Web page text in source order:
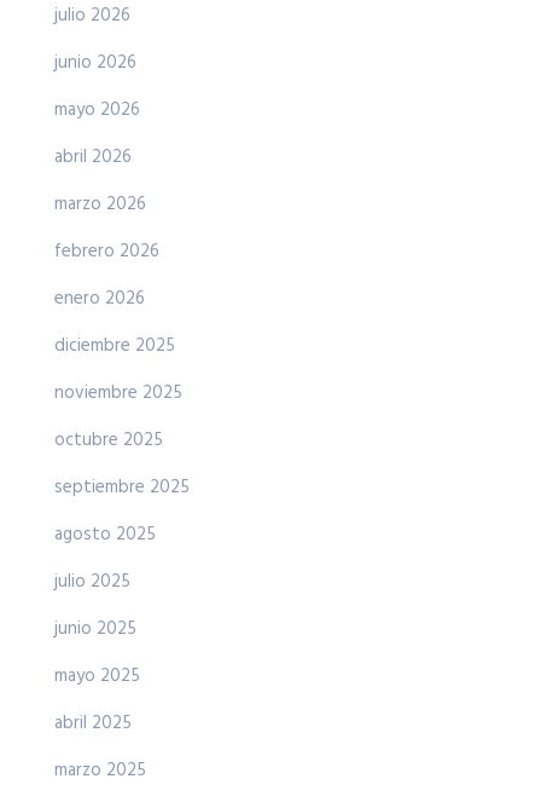
julio 2026
junio 2026
mayo 2026
abril 2026
marzo 2026
febrero 2026
enero 2026
diciembre 2025
noviembre 2025
octubre 2025
septiembre 2025
agosto 2025
julio 2025
junio 2025
mayo 2025
abril 2025
marzo 2025